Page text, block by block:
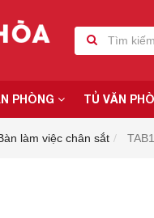
PHÒNG TỦ VĂN
làm việc chân sắt